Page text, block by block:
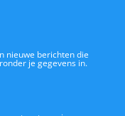
nieuwe berichten die
je gegevens in.